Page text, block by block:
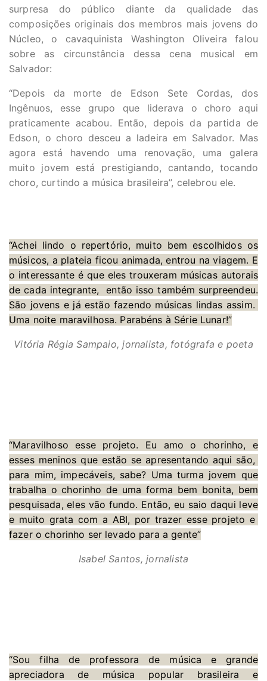
surpresa do público diante da qualidade das
composições originais dos membros mais jovens do
Núcleo, o cavaquinista Washington Oliveira falou
sobre as circunstância dessa cena musical em
Salvador:
“Depois da morte de Edson Sete Cordas, dos
Ingênuos, esse grupo que liderava o choro aqui
praticamente acabou. Então, depois da partida de
Edson, o choro desceu a ladeira em Salvador. Mas
agora está havendo uma renovação, uma galera
muito jovem está prestigiando, cantando, tocando
choro, curtindo a música brasileira”, celebrou ele.
“Achei lindo o repertório, muito bem escolhidos os
músicos, a plateia ficou animada, entrou na viagem. E
o interessante é que eles trouxeram músicas autorais
de cada integrante, então isso também surpreendeu.
São jovens e já estão fazendo músicas lindas assim.
Uma noite maravilhosa. Parabéns à Série Lunar!”
Vitória Régia Sampaio, jornalista, fotógrafa e poeta
“Maravilhoso esse projeto. Eu amo o chorinho, e
esses meninos que estão se apresentando aqui são,
para mim, impecáveis, sabe? Uma turma jovem que
trabalha o chorinho de uma forma bem bonita, bem
pesquisada, eles vão fundo. Então, eu saio daqui leve
e muito grata com a ABI, por trazer esse projeto e
fazer o chorinho ser levado para a gente”
Isabel Santos, jornalista
“Sou filha de professora de música e grande
apreciadora de música popular brasileira e